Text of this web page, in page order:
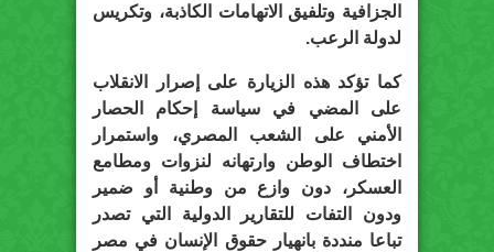
الجزافية وتلفيق الاتهامات الكاذبة، وتكريس
لدولة الرعب.
كما تؤكد هذه الزيارة على إصرار الانقلاب
على المضي في سياسة إحكام الحصار
الأمني على الشعب المصري، واستمرار
اختطاف الوطن وارتهانه لنزوات ومطامع
العسكر، دون وازع من وطنية أو ضمير
ودون التفات للتقارير الدولية التي تصدر
تباعا منددة بانهيار حقوق الإنسان في مصر